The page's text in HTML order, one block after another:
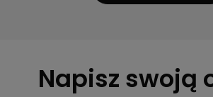
Napisz swoją